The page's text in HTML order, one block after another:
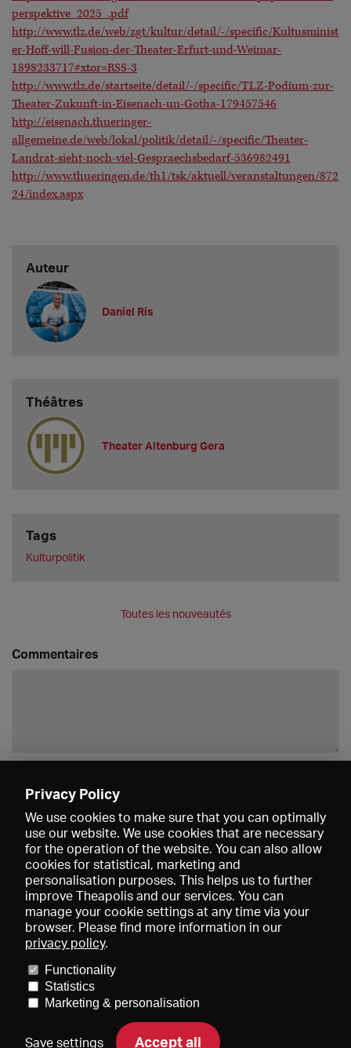
perspektive_2025_.pdf
http://www.tlz.de/web/zgt/kultur/detail/-/specific/Kultusminist
er-Hoff-will-Fusion-der-Theater-Erfurt-und-Weimar-
1898233717#xtor=RSS-3
http://www.tlz.de/startseite/detail/-/specific/TLZ-Podium-zur-
Theater-Zukunft-in-Eisenach-un-Gotha-179457546
http://eisenach.thueringer-
allgemeine.de/web/lokal/politik/detail/-/specific/Theater-
Landrat-sieht-noch-viel-Gespraechsbedarf-536982491
http://www.thueringen.de/th1/tsk/aktuell/veranstaltungen/872
24/index.aspx
Auteur
Daniel Ris
Théâtres
Theater Altenburg Gera
Tags
Kulturpolitik
Toutes les nouveautés
Commentaires
Données médiatiques
Conditions générales de vente
Contact
Aide Newsletter
Privacy Policy
We use cookies to make sure that you can optimally
use our website. We use cookies that are necessary
for the operation of the website. You can also allow
cookies for statistical, marketing and
personalisation purposes. This helps us to further
improve Theapolis and our services. You can
manage your cookie settings at any time via your
browser. Please find more information in our
privacy policy.
Functionality
Statistics
Marketing & personalisation
Save settings Accept all